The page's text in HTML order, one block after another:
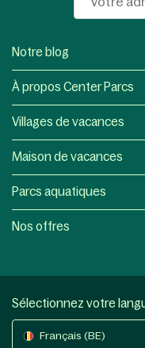
Notre blog
À propos Center Parcs
Villages de vacances
Maison de vacances
Parcs aquatiques
Nos offres
Sélectionnez votre
Français (BE)